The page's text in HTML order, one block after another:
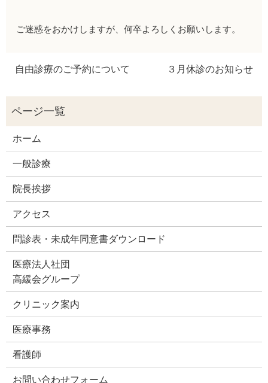
ご迷惑をおかけしますが、何卒よろしくお願いします。
自由診療のご予約について ３月休診のお知らせ
ホーム
一般診療
院長挨拶
アクセス
問診表・未成年同意書ダウンロード
医療法人社団
高緩会グループ
クリニック案内
医療事務
看護師
お問い合わせフォーム